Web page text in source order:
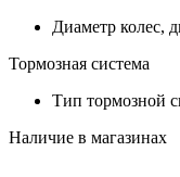
Диаметр колес,
Тормозная система
Тип тормозной
Наличие в магазинах